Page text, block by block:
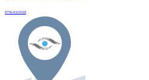
0756-6321018